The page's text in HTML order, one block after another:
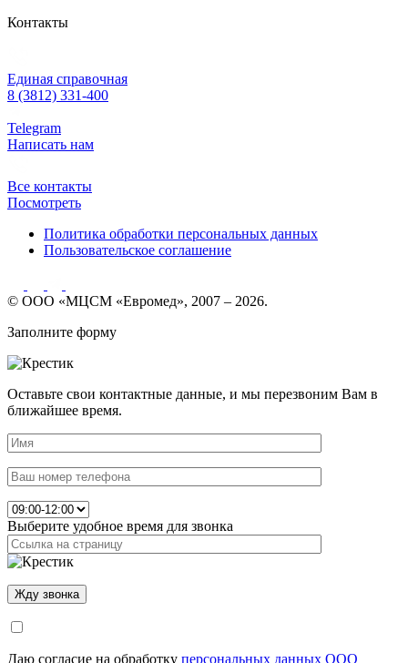
Контакты
Единая справочная
8 (3812) 331-400
Telegram
Написать нам
Все контакты
Посмотреть
Политика обработки персональных данных
Пользовательское соглашение
© ООО «МЦСМ «Евромед», 2007 – 2026.
Заполните форму
Оставьте свои контактные данные, и мы перезвоним Вам в
ближайшее время.
Выберите удобное время для звонка
Даю согласие на обработку персональных данных ООО